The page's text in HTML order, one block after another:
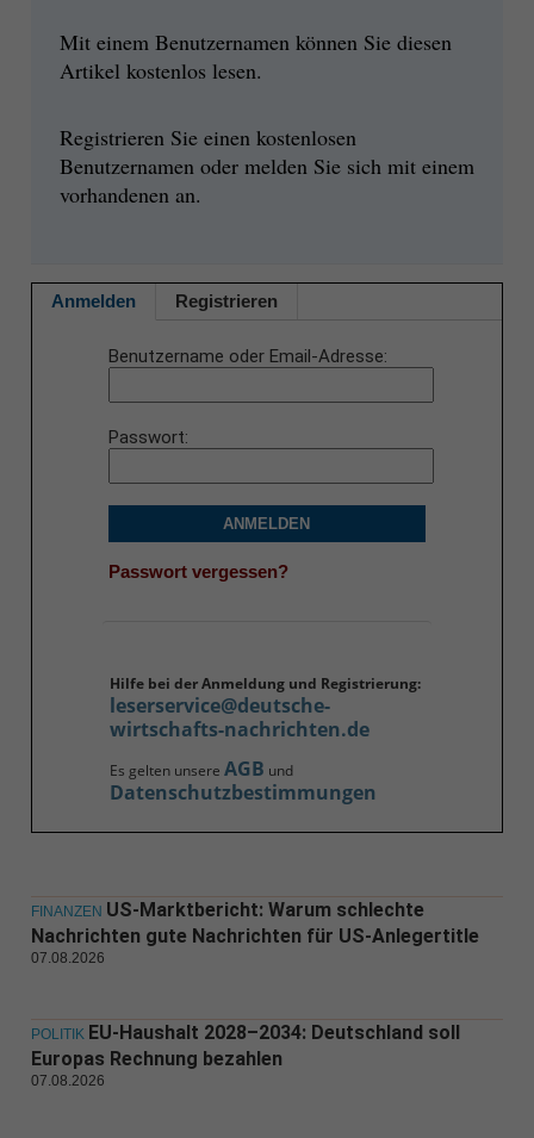
Mit einem Benutzernamen können Sie diesen
Artikel kostenlos lesen.
Registrieren Sie einen kostenlosen
Benutzernamen oder melden Sie sich mit einem
vorhandenen an.
Anmelden Registrieren
Benutzername oder Email-Adresse
Passwort
ANMELDEN
Passwort vergessen?
Hilfe bei der Anmeldung und Registrierung:
leserservice@deutsche-
wirtschafts-nachrichten.de
Es gelten unsere AGB und
Datenschutzbestimmungen
FINANZEN US-Marktbericht: Warum schlechte
Nachrichten gute Nachrichten für US-Anlegertitle
07.08.2026
POLITIK EU-Haushalt 2028–2034: Deutschland soll
Europas Rechnung bezahlen
07.08.2026